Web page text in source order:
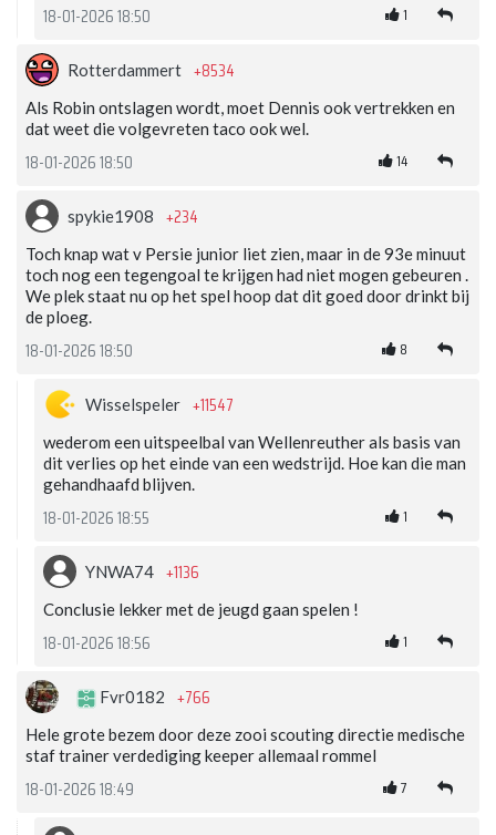
18-01-2026 18:50 1
Rotterdammert +8534
Als Robin ontslagen wordt, moet Dennis ook vertrekken en
dat weet die volgevreten taco ook wel.
18-01-2026 18:50 14
spykie1908 +234
Toch knap wat v Persie junior liet zien, maar in de 93e minuut
toch nog een tegengoal te krijgen had niet mogen gebeuren .
We plek staat nu op het spel hoop dat dit goed door drinkt bij
de ploeg.
18-01-2026 18:50 8
Wisselspeler +11547
wederom een uitspeelbal van Wellenreuther als basis van
dit verlies op het einde van een wedstrijd. Hoe kan die man
gehandhaafd blijven.
18-01-2026 18:55 1
YNWA74 +1136
Conclusie lekker met de jeugd gaan spelen !
18-01-2026 18:56 1
Fvr0182 +766
Hele grote bezem door deze zooi scouting directie medische
staf trainer verdediging keeper allemaal rommel
18-01-2026 18:49 7